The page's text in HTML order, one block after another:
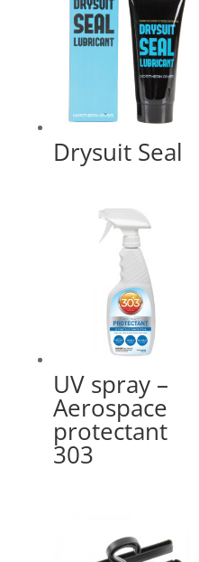
Drysuit Seal
UV spray –
Aerospace
protectant
303